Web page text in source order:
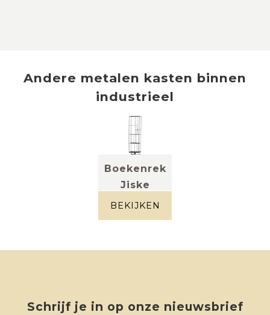
Andere metalen kasten binnen
industrieel
Boekenrek
Jiske
BEKIJKEN
Schrijf je in op onze nieuwsbrief